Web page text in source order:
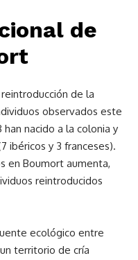
de
de la
observados este
nacido a la colonia y
ibéricos y 3 franceses).
en Boumort aumenta,
reintroducidos
ecológico entre
territorio de cría